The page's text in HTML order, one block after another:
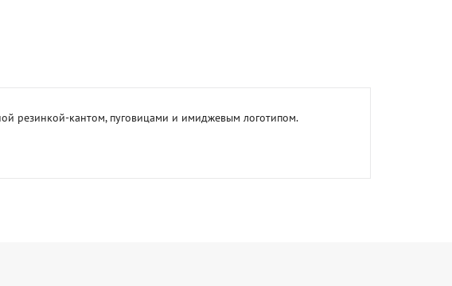
резинкой-кантом, пуговицами и имиджевым логотипом.